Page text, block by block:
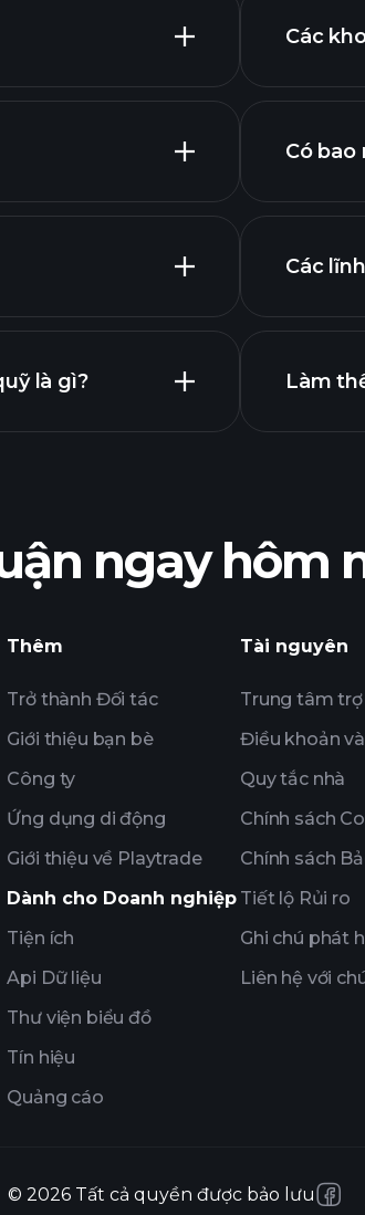
là gì?
khoản nắm giữ
Các
Có bao
Các
Làm
nghị
ngay hôm
Thêm
Trở thành Đối tác
Giới thiệu bạn bè
Công ty
Ứng dụng di động
Giới thiệu về Playtrade
Dành cho Doanh nghiệp
Tiện ích
Api Dữ liệu
Thư viện biểu đồ
Tín hiệu
Quảng cáo
Tài nguyên
Trung tâm
Điều khoản
Quy tắc nhà
Chính sách
Chính sách
Tiết lộ Rủi ro
Ghi chú phát
Liên hệ với
© 2026 Tất cả quyền được bảo lưu